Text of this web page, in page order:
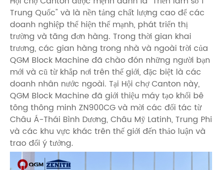
Trung Quốc" và là nền tảng chất lượng cao để các
doanh nghiệp thể hiện thế mạnh, phát triển thị
trường và tăng đơn hàng. Trong thời gian khai
trương, các gian hàng trong nhà và ngoài trời của
QGM Block Machine đã chào đón những người bạn
mới và cũ từ khắp nơi trên thế giới, đặc biệt là các
doanh nhân nước ngoài. Tại Hội chợ Canton này,
QGM Block Machine đã giới thiệu máy tạo khối bê
tông thông minh ZN900CG và mời các đối tác từ
Châu Á-Thái Bình Dương, Châu Mỹ Latinh, Trung Phi
và các khu vực khác trên thế giới đến thảo luận và
trao đổi ý tưởng.